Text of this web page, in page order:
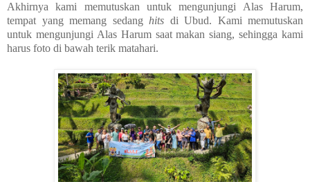
Akhirnya kami memutuskan untuk mengunjungi Alas Harum,
tempat yang memang sedang hits di Ubud. Kami memutuskan
untuk mengunjungi Alas Harum saat makan siang, sehingga kami
harus foto di bawah terik matahari.